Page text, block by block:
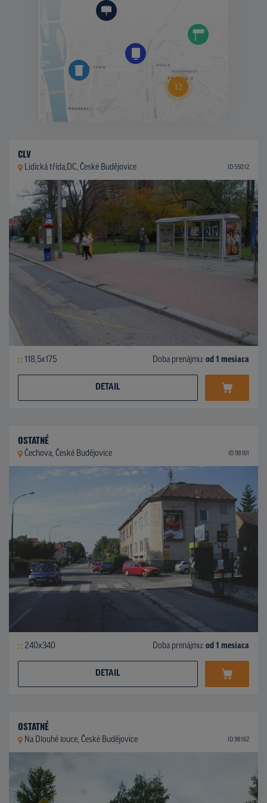
CLV
Lidická třída,DC, České Budějovice ID 55012
118,5x175 Doba prenájmu: od 1 mesiaca
DETAIL
OSTATNÉ
Čechova, České Budějovice ID 98161
240x340 Doba prenájmu: od 1 mesiaca
DETAIL
OSTATNÉ
Na Dlouhé louce, České Budějovice ID 98162